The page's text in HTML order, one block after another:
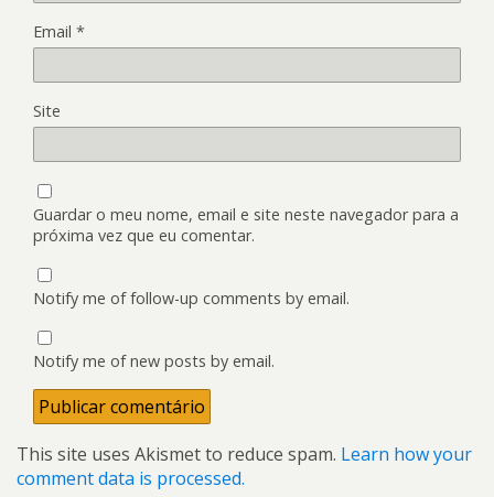
Email *
Site
Guardar o meu nome, email e site neste navegador para a
próxima vez que eu comentar.
Notify me of follow-up comments by email.
Notify me of new posts by email.
This site uses Akismet to reduce spam. Learn how your
comment data is processed.